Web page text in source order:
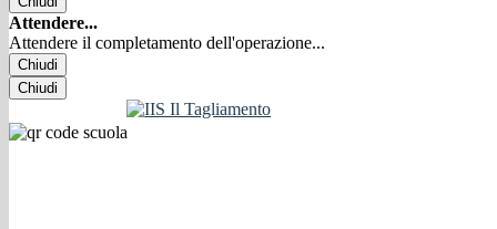
Attendere...
Attendere il completamento dell'operazione...
Chiudi
Chiudi